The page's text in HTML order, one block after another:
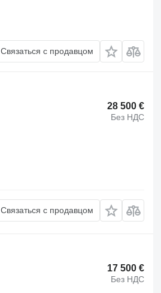
Связаться с продавцом
28 500 €
Без НДС
Связаться с продавцом
17 500 €
Без НДС